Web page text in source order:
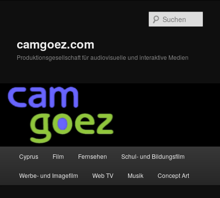
camgoez.com
Produktionsgesellschaft für audiovisuelle und interaktive Medien
Cyprus Film Fernsehen Schul- und Bildungsfilm
Werbe- und Imagefilm Web TV Musik Concept Art